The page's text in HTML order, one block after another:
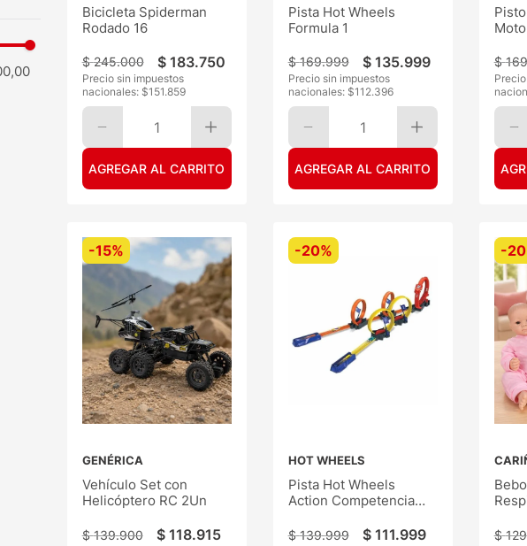
Bicicleta Spiderman
Rodado 16
$ 245.000 $ 183.750
Precio sin impuestos
nacionales: $151.859
1
AGREGAR AL CARRITO
Pista Hot Wheels
Formula 1
$ 169.999 $ 135.999
Precio sin impuestos
nacionales: $112.396
1
AGREGAR AL CARRITO
$ 169
-15%
GENÉRICA
Vehículo Set con
Helicóptero RC 2Un
$ 139.900 $ 118.915
-20%
HOT WHEELS
Pista Hot Wheels
Action Competencia
$ 139.999 $ 111.999
-
$ 129